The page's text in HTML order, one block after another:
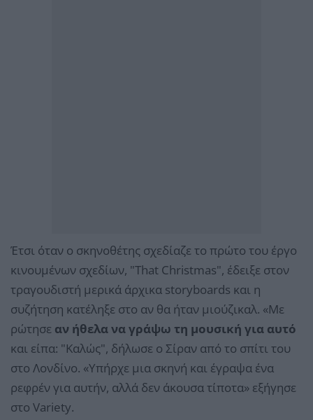
Έτσι όταν ο σκηνοθέτης σχεδίαζε το πρώτο του έργο
κινουμένων σχεδίων, "That Christmas", έδειξε στον
τραγουδιστή μερικά άρχικα storyboards και η
συζήτηση κατέληξε στο αν θα ήταν μιούζικαλ. «Με
ρώτησε αν ήθελα να γράψω τη μουσική για αυτό
και είπα: "Καλώς", δήλωσε ο Σίραν από το σπίτι του
στο Λονδίνο. «Υπήρχε μια σκηνή και έγραψα ένα
ρεφρέν για αυτήν, αλλά δεν άκουσα τίποτα» εξήγησε
στο Variety.